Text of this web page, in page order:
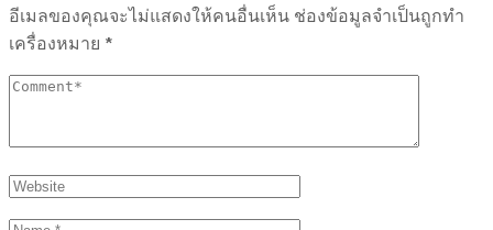
อีเมลของคุณจะไม่แสดงให้คนอื่นเห็น ช่องข้อมูลจำเป็นถูกทำ
เครื่องหมาย *